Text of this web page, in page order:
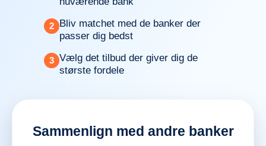
2
Bliv matchet med de banker der
passer dig bedst
3 Vælg det tilbud der giver dig de
største fordele
Sammenlign med andre banker